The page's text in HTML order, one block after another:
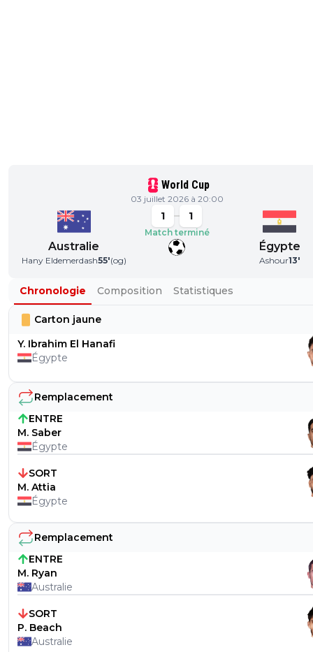
World Cup
03 juillet 2026 à 20:00
Australie
Hany Eldemerdash55'(og)
1 1
Match terminé
Égypte
Ashour13'
Chronologie Composition Statistiques
Carton jaune
Y. Ibrahim El Hanafi
Égypte
Remplacement
ENTRE
M. Saber
Égypte
SORT
M. Attia
Égypte
Remplacement
ENTRE
M. Ryan
Australie
SORT
P. Beach
Australie